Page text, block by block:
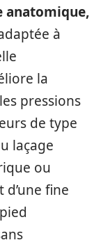
anatomique,
à
la
pressions
de type
laçage
ou
fine